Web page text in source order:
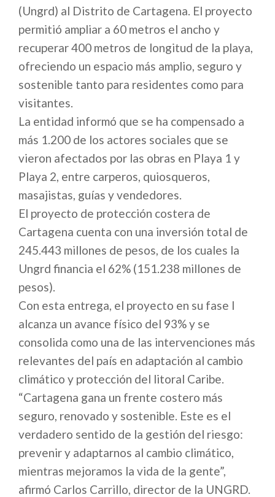
(Ungrd) al Distrito de Cartagena. El proyecto
permitió ampliar a 60 metros el ancho y
recuperar 400 metros de longitud de la playa,
ofreciendo un espacio más amplio, seguro y
sostenible tanto para residentes como para
visitantes.
La entidad informó que se ha compensado a
más 1.200 de los actores sociales que se
vieron afectados por las obras en Playa 1 y
Playa 2, entre carperos, quiosqueros,
masajistas, guías y vendedores.
El proyecto de protección costera de
Cartagena cuenta con una inversión total de
245.443 millones de pesos, de los cuales la
Ungrd financia el 62% (151.238 millones de
pesos).
Con esta entrega, el proyecto en su fase I
alcanza un avance físico del 93% y se
consolida como una de las intervenciones más
relevantes del país en adaptación al cambio
climático y protección del litoral Caribe.
“Cartagena gana un frente costero más
seguro, renovado y sostenible. Este es el
verdadero sentido de la gestión del riesgo:
prevenir y adaptarnos al cambio climático,
mientras mejoramos la vida de la gente”,
afirmó Carlos Carrillo, director de la UNGRD.